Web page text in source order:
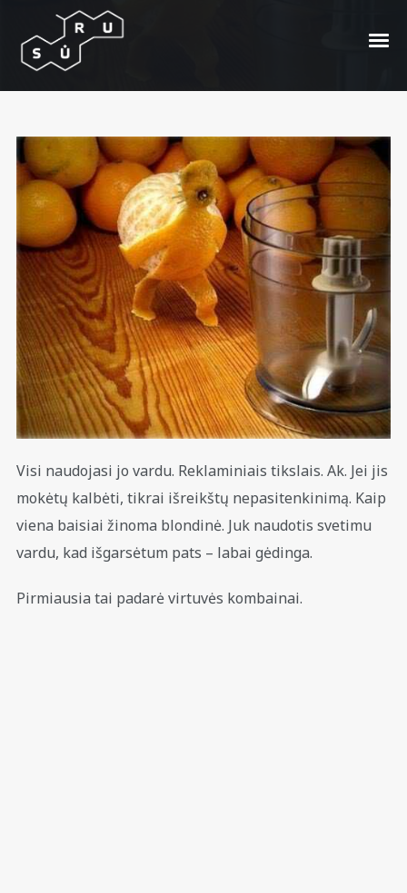
Nabagas Aifounas
Posted On 2010/02/22 In404 byŽmogus Avis
Visi naudojasi jo vardu. Reklaminiais tikslais. Ak. Jei jis
mokėtų kalbėti, tikrai išreikštų nepasitenkinimą. Kaip
viena baisiai žinoma blondinė. Juk naudotis svetimu
vardu, kad išgarsėtum pats – labai gėdinga.
Pirmiausia tai padarė virtuvės kombainai.